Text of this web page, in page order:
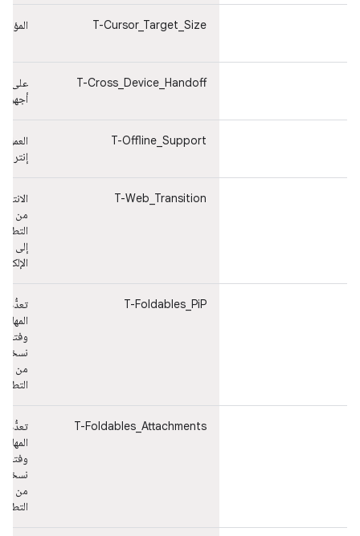
T-Cursor_Target_Size
T-Cross_Device_Handoff
على
أجهزة
T-Offline_Support
العمل
إنترنت
T-Web_Transition
من
إلى
T-Foldables_PiP
تعدُّد
المهام
وفتح
من
T-Foldables_Attachments
تعدُّد
المهام
وفتح
من